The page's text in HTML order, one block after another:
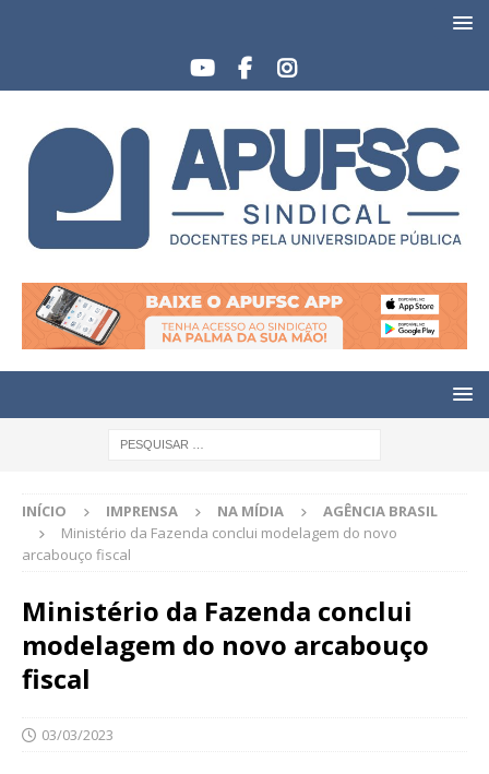
INÍCIO IMPRENSA NA MÍDIA
AGÊNCIA BRASIL
Ministério da Fazenda conclui modelagem do novo
arcabouço fiscal
Ministério da Fazenda conclui
modelagem do novo arcabouço
fiscal
03/03/2023